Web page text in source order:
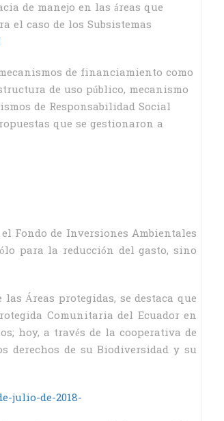
de manejo en las áreas que
el caso de los Subsistemas
de financiamiento como
de uso público, mecanismo
de Responsabilidad Social
que se gestionaron a
Fondo de Inversiones Ambientales
para la reducción del gasto, sino
Áreas protegidas, se destaca que
Comunitaria del Ecuador en
hoy, a través de la cooperativa de
derechos de su Biodiversidad y su
julio-de-2018-